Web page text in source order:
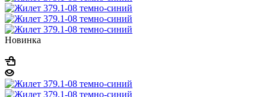
Новинка